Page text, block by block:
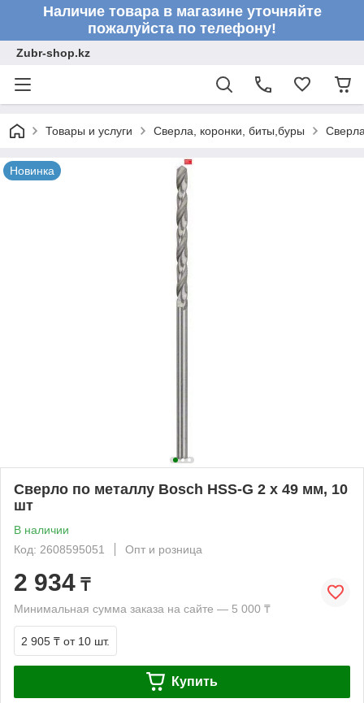
Наличие товара в магазине уточняйте
пожалуйста по телефону!
Zubr-shop.kz
Товары и услуги Сверла, коронки, биты,буры
Новинка
Сверло по металлу Bosch HSS-G 2 x 49 мм, 10
шт
В наличии
Код: 2608595051
Опт и розница
2 934 ₸
Минимальная сумма заказа на сайте — 5 000 ₸
2 905 ₸ от 10 шт.
Купить